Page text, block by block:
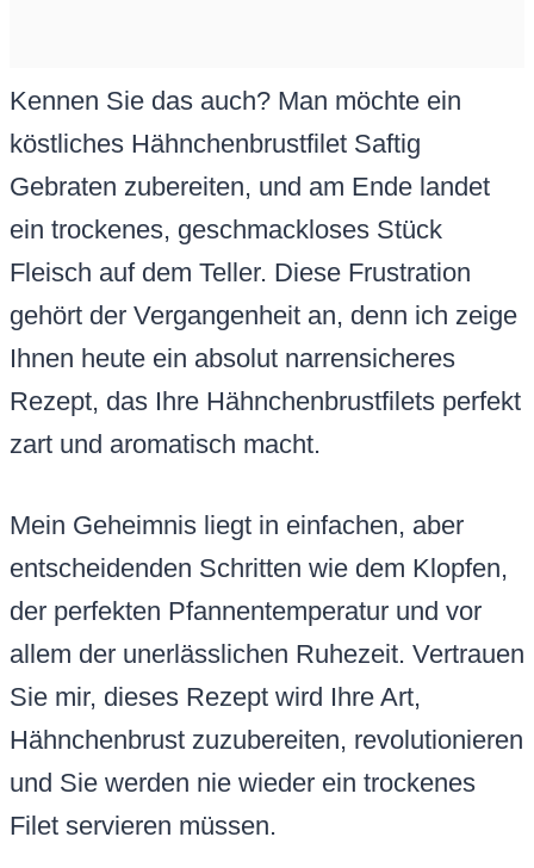
Kennen Sie das auch? Man möchte ein
köstliches Hähnchenbrustfilet Saftig
Gebraten zubereiten, und am Ende landet
ein trockenes, geschmackloses Stück
Fleisch auf dem Teller. Diese Frustration
gehört der Vergangenheit an, denn ich zeige
Ihnen heute ein absolut narrensicheres
Rezept, das Ihre Hähnchenbrustfilets perfekt
zart und aromatisch macht.
Mein Geheimnis liegt in einfachen, aber
entscheidenden Schritten wie dem Klopfen,
der perfekten Pfannentemperatur und vor
allem der unerlässlichen Ruhezeit. Vertrauen
Sie mir, dieses Rezept wird Ihre Art,
Hähnchenbrust zuzubereiten, revolutionieren
und Sie werden nie wieder ein trockenes
Filet servieren müssen.